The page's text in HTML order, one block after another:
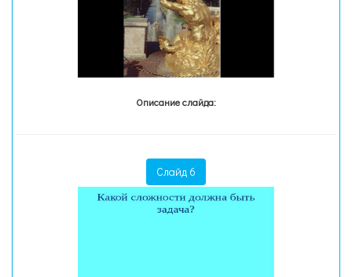
Описание слайда:
Слайд 6